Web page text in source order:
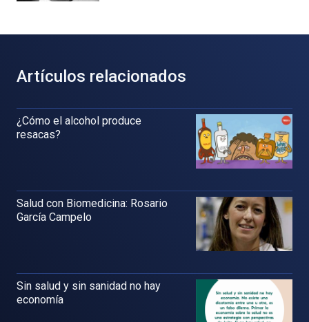
Artículos relacionados
¿Cómo el alcohol produce
resacas?
Salud con Biomedicina: Rosario
García Campelo
Sin salud y sin sanidad no hay
economía